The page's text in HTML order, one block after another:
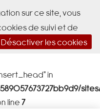
sur ce site, vous
de suivi et de
Désactiver les cookies
in
line 7